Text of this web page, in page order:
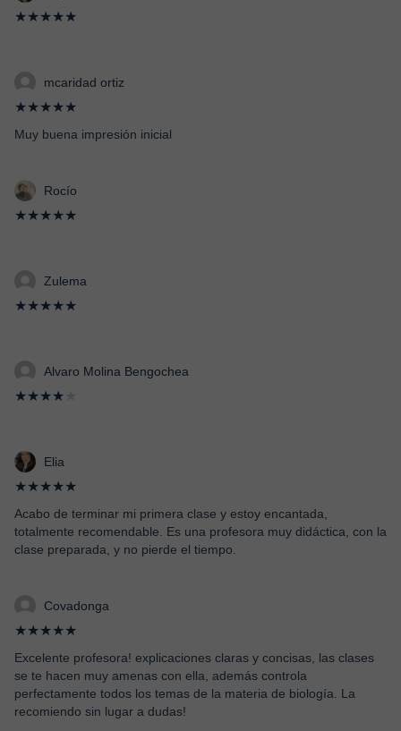
★★★★★
mcaridad ortiz
★★★★★
Muy buena impresión inicial
Rocío
★★★★★
Zulema
★★★★★
Alvaro Molina Bengochea
★★★★
Elia
★★★★★
Acabo de terminar mi primera clase y estoy encantada,
totalmente recomendable. Es una profesora muy didáctica, con la
clase preparada, y no pierde el tiempo.
Covadonga
★★★★★
Excelente profesora! explicaciones claras y concisas, las clases
se te hacen muy amenas con ella, además controla
perfectamente todos los temas de la materia de biología. La
recomiendo sin lugar a dudas!